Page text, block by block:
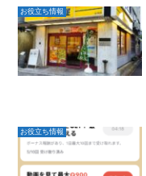
お役立ち情報
お役立ち情報